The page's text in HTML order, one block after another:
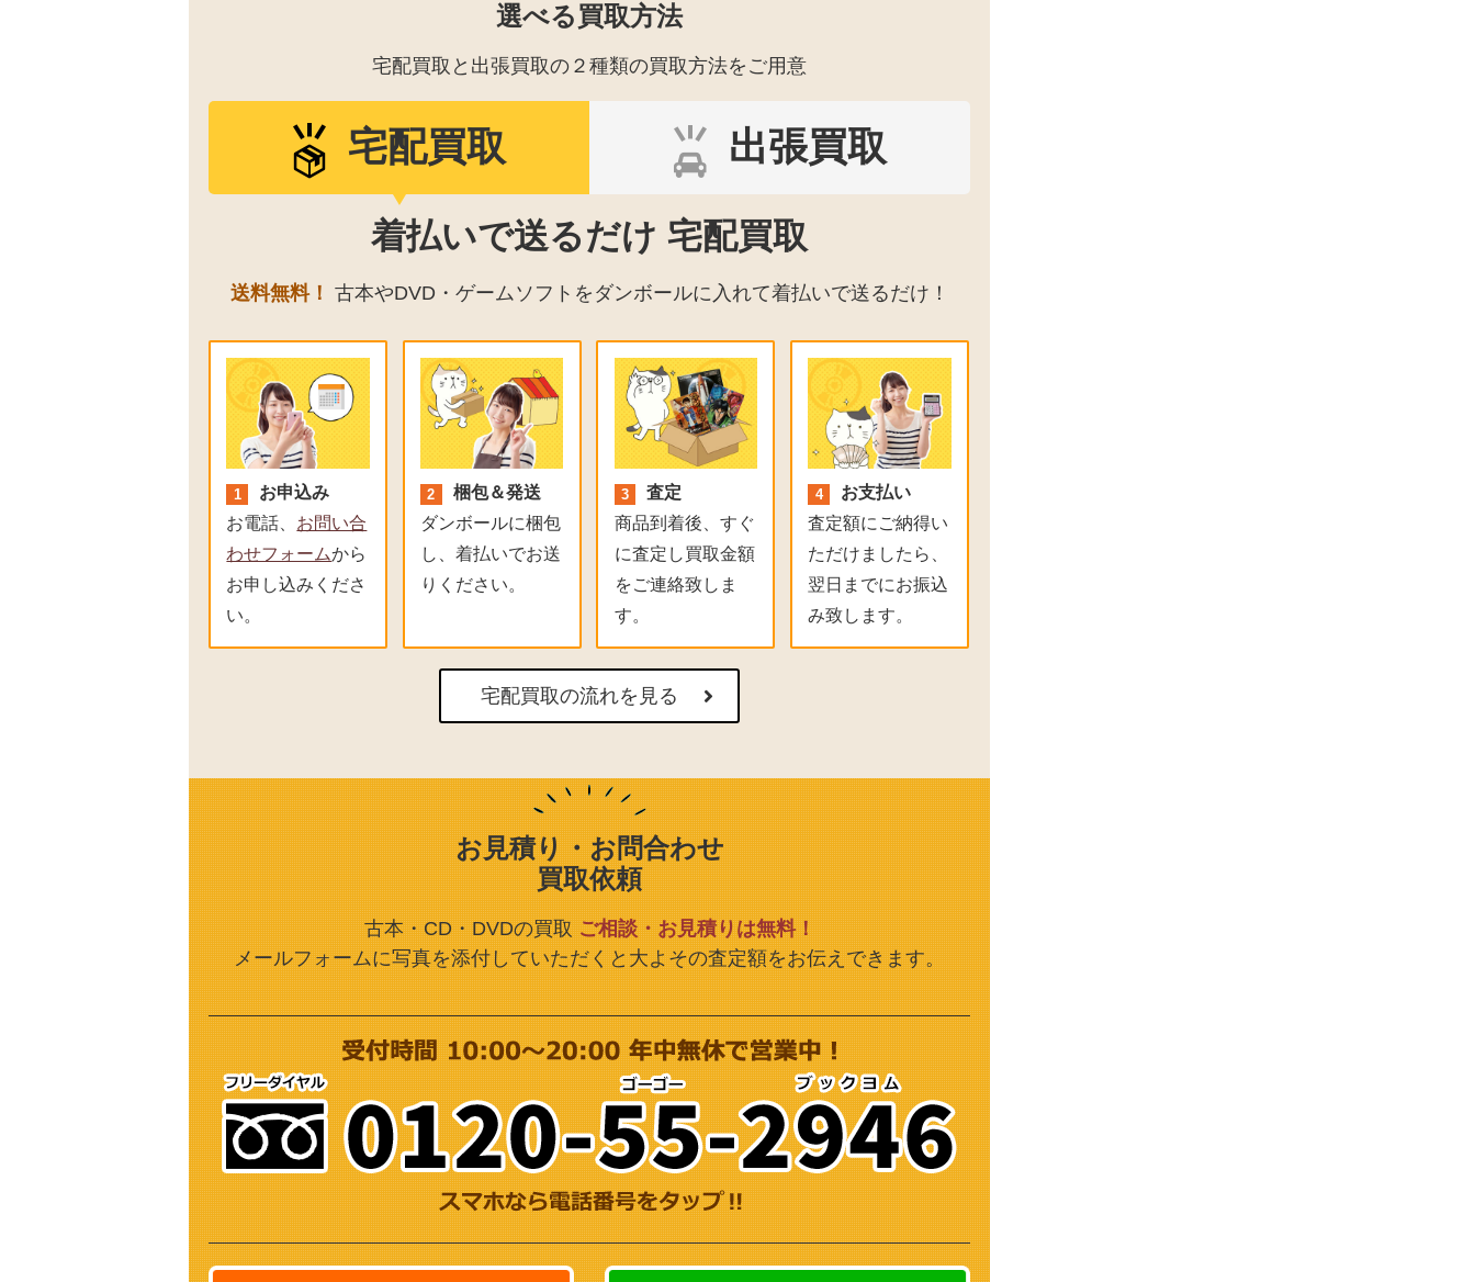
選べる買取方法
宅配買取と出張買取の２種類の買取方法をご用意
宅配買取 出張買取
着払いで送るだけ 宅配買取
送料無料！ 古本やDVD・ゲームソフトをダンボールに入れて着払いで送るだけ！
お申込み
お電話、 お問い合
わせフォームから
お申し込みくださ
い。
梱包＆発送
ダンボールに梱包
し、着払いでお送
りください。
査定
商品到着後、すぐ
に査定し買取金額
をご連絡致しま
す。
お支払い
査定額にご納得い
ただけましたら、
翌日までにお振込
み致します。
宅配買取の流れを見る
お見積り・お問合わせ
買取依頼
古本・CD・DVDの買取ご相談・お見積りは無料！
メールフォームに写真を添付していただくと大よその査定額をお伝えできます。